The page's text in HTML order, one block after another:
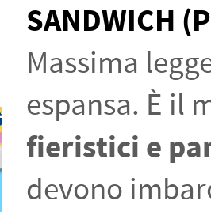
SANDWICH
Massima
espansa. È il
fieristici e
devono